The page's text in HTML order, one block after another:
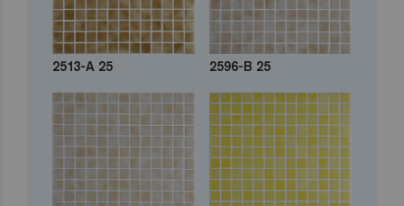
2513-A 25 2596-B 25